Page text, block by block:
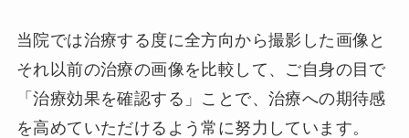
当院では治療する度に全方向から撮影した画像と
それ以前の治療の画像を比較して、ご自身の目で
「治療効果を確認する」ことで、治療への期待感
を高めていただけるよう常に努力しています。